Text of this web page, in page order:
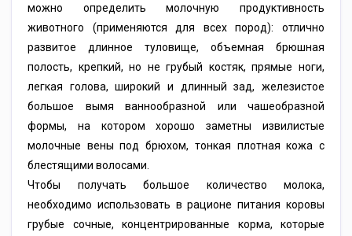
можно определить молочную продуктивность
животного (применяются для всех пород): отлично
развитое длинное туловище, объемная брюшная
полость, крепкий, но не грубый костяк, прямые ноги,
легкая голова, широкий и длинный зад, железистое
большое вымя ваннообразной или чашеобразной
формы, на котором хорошо заметны извилистые
молочные вены под брюхом, тонкая плотная кожа с
блестящими волосами.
Чтобы получать большое количество молока,
необходимо использовать в рационе питания коровы
грубые сочные, концентрированные корма, которые